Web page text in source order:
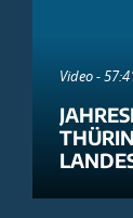
Video -